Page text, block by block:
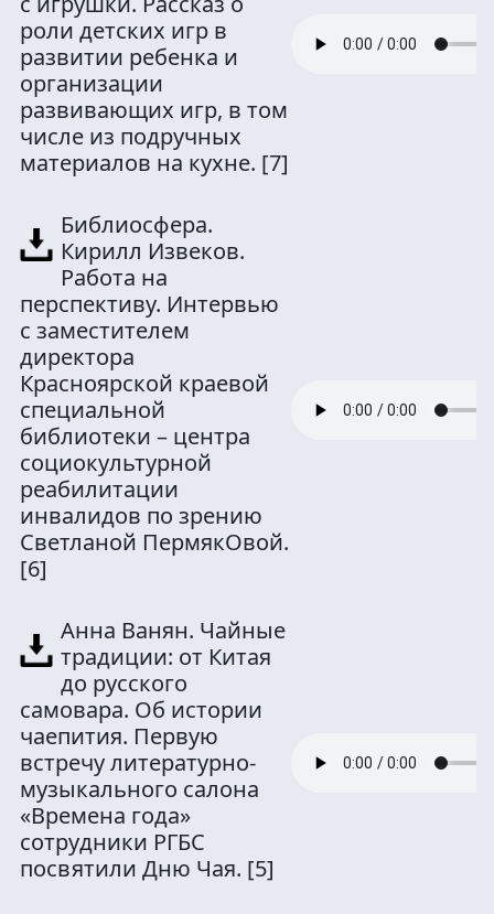
роли детских игр в
развитии ребенка и
организации
развивающих игр, в том
числе из подручных
материалов на кухне. [7]
Библиосфера.
Кирилл Извеков.
Работа на
перспективу. Интервью
с заместителем
директора
Красноярской краевой
специальной
библиотеки – центра
социокультурной
реабилитации
инвалидов по зрению
Светланой ПермякОвой.
[6]
Анна Ванян. Чайные
традиции: от Китая
до русского
самовара. Об истории
чаепития. Первую
встречу литературно-
музыкального салона
«Времена года»
сотрудники РГБС
посвятили Дню Чая. [5]